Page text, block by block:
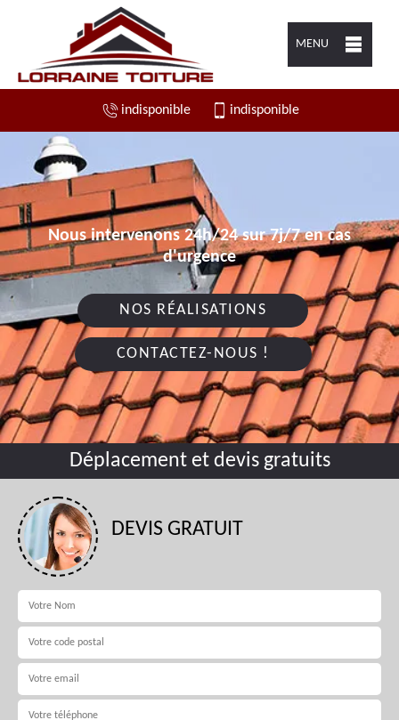
MENU
indisponible indisponible
Nous intervenons 24h/24 sur 7j/7 en cas
d'urgence
NOS RÉALISATIONS
CONTACTEZ-NOUS !
Déplacement et devis gratuits
DEVIS GRATUIT